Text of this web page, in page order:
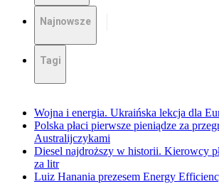
Najnowsze
Tagi
Wojna i energia. Ukraińska lekcja dla
Polska płaci pierwsze pieniądze za
Australijczykami
Diesel najdroższy w historii. Kierowcy
za litr
Luiz Hanania prezesem Energy